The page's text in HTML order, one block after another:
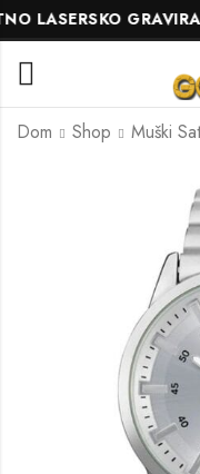
Dom Shop